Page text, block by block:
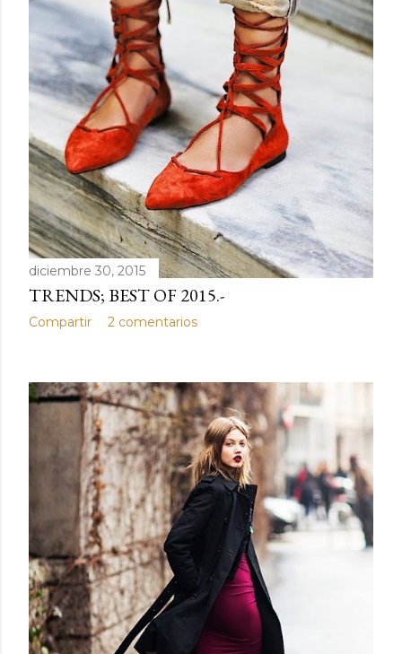
diciembre 30, 2015
TRENDS; BEST OF 2015.-
Compartir 2 comentarios